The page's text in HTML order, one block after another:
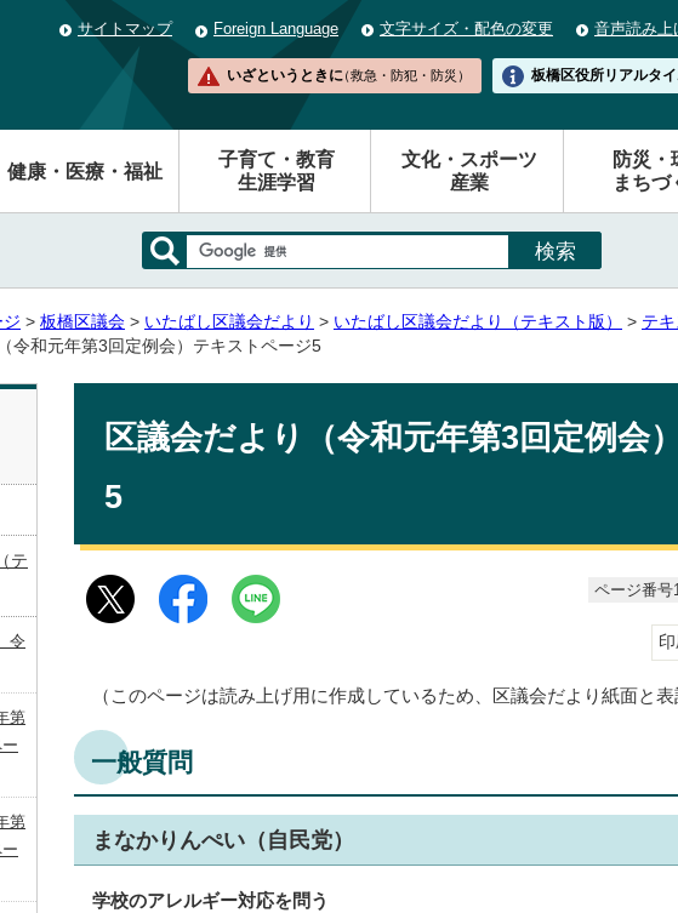
サイトマップ Foreign Language 文字サイズ・配色の変更 音声読み上
いざというときに（救急・防犯・防災） 板橋区役所リアルタ
健康・医療・福祉
子育て・教育
生涯学習
文化・スポーツ
産業
防災・
まちづ
ジ > 板橋区議会 > いたばし区議会だより > いたばし区議会だより（テキスト版） > テ
令和元年第3回定例会）テキストページ5
区議会だより（令和元年第3回定例会
5
ページ番号
印
（このページは読み上げ用に作成しているため、区議会だより紙面と
一般質問
まなかりんぺい（自民党）
学校のアレルギー対応を問う
テ
令
第
第